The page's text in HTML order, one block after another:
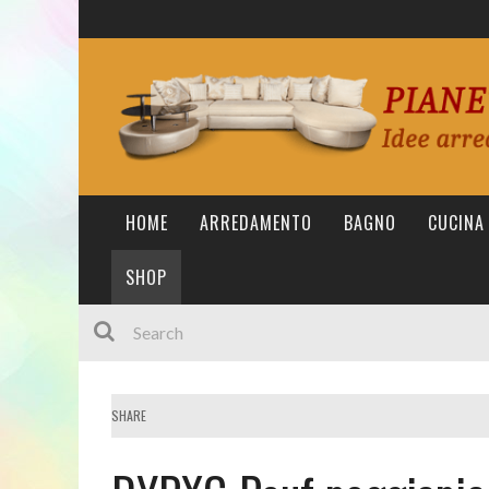
HOME ARREDAMENTO BAGNO CUCINA
SHOP
SHARE